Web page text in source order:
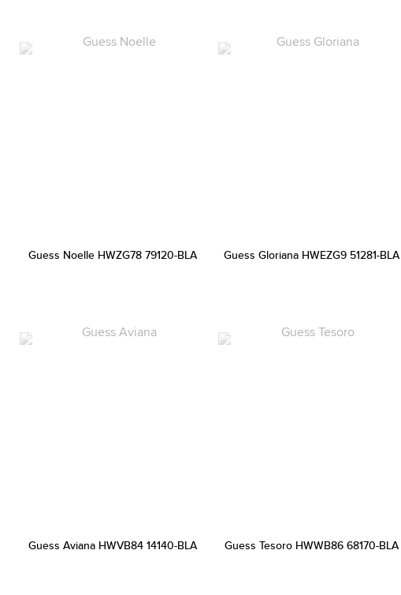
Guess Noelle HWZG78 79120-BLA Guess Gloriana HWEZG9 51281-BLA
Guess Aviana HWVB84 14140-BLA Guess Tesoro HWWB86 68170-BLA